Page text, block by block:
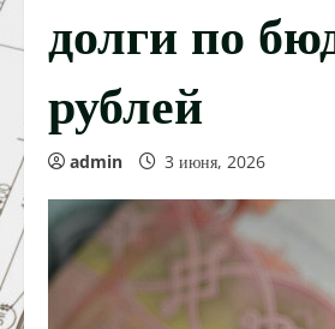
долги по
рублей
admin 3 июня, 2026